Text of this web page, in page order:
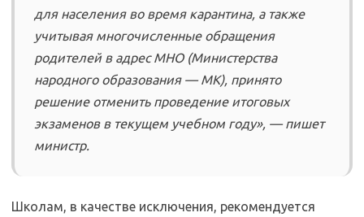
для населения во время карантина, а также
учитывая многочисленные обращения
родителей в адрес МНО (Министерства
народного образования — МК), принято
решение отменить проведение итоговых
экзаменов в текущем учебном году», — пишет
министр.
Школам, в качестве исключения, рекомендуется